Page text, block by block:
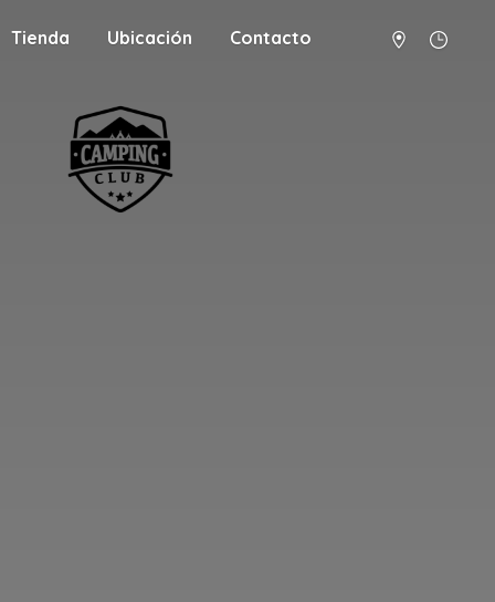
Tienda Ubicación Contacto